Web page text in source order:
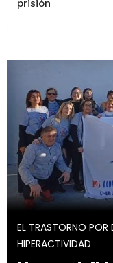
prisión
EL TRASTORNO POR
HIPERACTIVIDAD